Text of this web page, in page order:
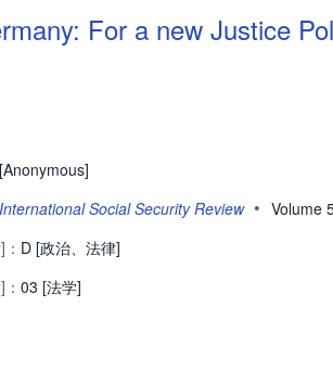
For a new Justice
[Anonymous]
International Social Security Review • Volume
D [政治、法律]
03 [法学]